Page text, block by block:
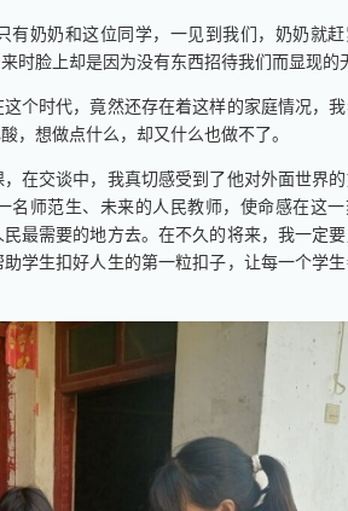
奶奶和这位同学，一见到我们，奶奶就赶
时脸上却是因为没有东西招待我们而显现的
时代，竟然还存在着这样的家庭情况，我
，想做点什么，却又什么也做不了。
交谈中，我真切感受到了他对外面世界的
名师范生、未来的人民教师，使命感在这
最需要的地方去。在不久的将来，我一定
学生扣好人生的第一粒扣子，让每一个学